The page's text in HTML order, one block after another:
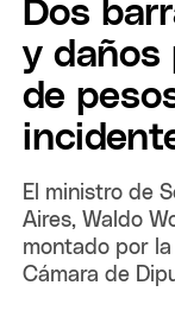
Dos
y daños
de
El ministro de
Aires, Waldo
montado por
Cámara de